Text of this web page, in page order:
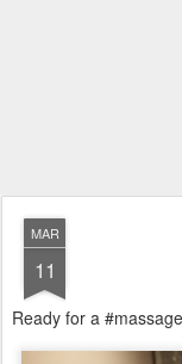
MAR
11
Ready for a #massage